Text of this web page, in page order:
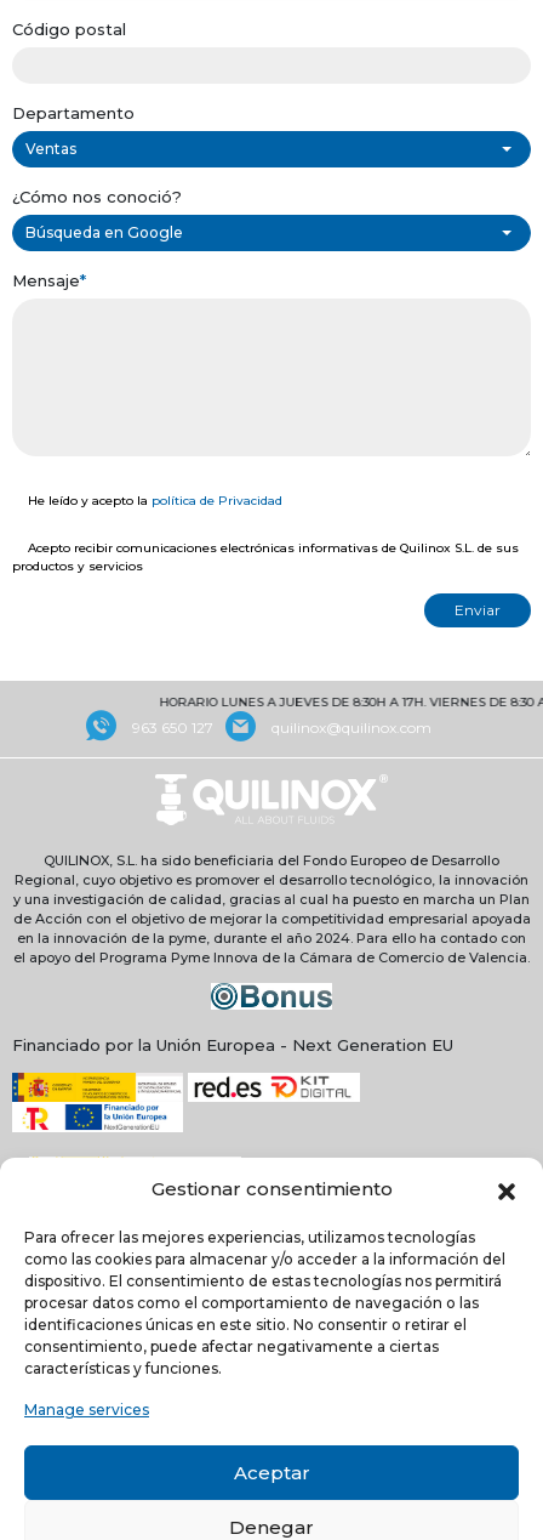
Gestionar consentimiento
Para ofrecer las mejores experiencias, utilizamos tecnologías
como las cookies para almacenar y/o acceder a la información del
dispositivo. El consentimiento de estas tecnologías nos permitirá
procesar datos como el comportamiento de navegación o las
identificaciones únicas en este sitio. No consentir o retirar el
consentimiento, puede afectar negativamente a ciertas
características y funciones.
Manage services
Aceptar
Denegar
Código postal
Departamento
Ventas
¿Cómo nos conoció?
Búsqueda en Google
Mensaje*
He leído y acepto la política de Privacidad
Acepto recibir comunicaciones electrónicas informativas de Quilinox S.L. de sus
productos y servicios
HORARIO LUNES A JUEVES DE 8:30H A 17H. VIERNES DE 8:30 A 15H
963 650 127 quilinox@quilinox.com
QUILINOX, S.L. ha sido beneficiaria del Fondo Europeo de Desarrollo
Regional, cuyo objetivo es promover el desarrollo tecnológico, la innovación
y una investigación de calidad, gracias al cual ha puesto en marcha un Plan
de Acción con el objetivo de mejorar la competitividad empresarial apoyada
en la innovación de la pyme, durante el año 2024. Para ello ha contado con
el apoyo del Programa Pyme Innova de la Cámara de Comercio de Valencia.
Financiado por la Unión Europea - Next Generation EU
NEWSLETTER
Acepto recibir comunicaciones electrónicas informativas de Quilinox S.L. de
C/ Louis Pasteur, 4 - Parque Tecnológico de Valencia -